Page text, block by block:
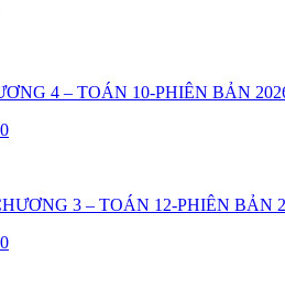
4 – TOÁN 10-PHIÊN BẢN
0
3 – TOÁN 12-PHIÊN BẢN
0